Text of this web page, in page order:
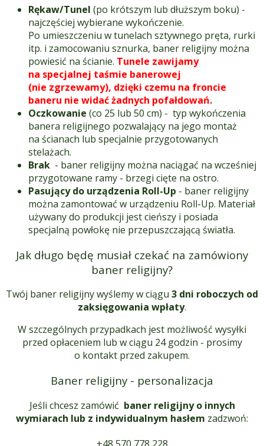
Rękaw/Tunel (po krótszym lub dłuższym boku) -
najczęściej wybierane wykończenie.
Po umieszczeniu w tunelach sztywnego pręta, rurki
itp. i zamocowaniu sznurka, baner religijny można
powiesić na ścianie. Tunele zawijamy
na specjalnej taśmie banerowej
(nie zgrzewamy), dzięki czemu na froncie
baneru nie widać żadnych pofałdowań.
Oczkowanie (co 25 lub 50 cm) - typ wykończenia
banera religijnego pozwalający na jego montaż
na ścianach lub specjalnie przygotowanych
stelażach.
Brak - baner religijny można naciągać na wcześniej
przygotowane ramy - brzegi cięte na ostro.
Pasujący do urządzenia Roll-Up - baner religijny
można zamontować w urządzeniu Roll-Up. Materiał
używany do produkcji jest cieńszy i posiada
specjalną powłokę nie przepuszczającą światła.
Jak długo będę musiał czekać na zamówiony
baner religijny?
Twój baner religijny wyślemy w ciągu 3 dni roboczych od
zaksięgowania wpłaty.
W szczególnych przypadkach jest możliwość wysyłki
przed opłaceniem lub w ciągu 24 godzin - prosimy
o kontakt przed zakupem.
Baner religijny - personalizacja
Jeśli chcesz zamówić baner religijny o innych
wymiarach lub z indywidualnym hasłem zadzwoń: